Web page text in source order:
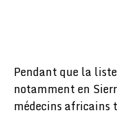
Pendant que la
notamment en
médecins africains